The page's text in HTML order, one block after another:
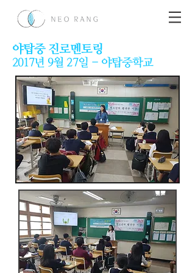
야탑중 진로멘토링​
2017년 9월 27일 - 야탑중학교